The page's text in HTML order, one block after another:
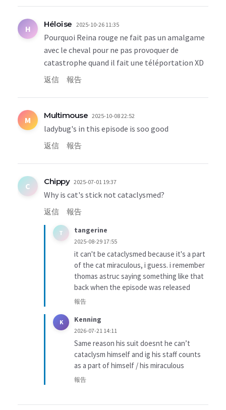
H Héloïse 2025-10-26 11:35
Pourquoi Reina rouge ne fait pas un amalgame
avec le cheval pour ne pas provoquer de
catastrophe quand il fait une téléportation XD
返信 報告
M Multimouse 2025-10-08 22:52
ladybug's in this episode is soo good
返信 報告
C Chippy 2025-07-01 19:37
Why is cat's stick not cataclysmed?
返信 報告
T tangerine
2025-08-29 17:55
it can't be cataclysmed because it's a part
of the cat miraculous, i guess. i remember
thomas astruc saying something like that
back when the episode was released
報告
K Kenning
2026-07-21 14:11
Same reason his suit doesnt he can’t
cataclysm himself and ig his staff counts
as a part of himself / his miraculous
報告